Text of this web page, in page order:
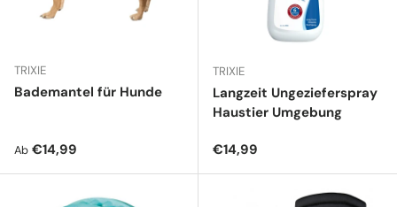
TRIXIE
Bademantel für Hunde
Normaler Preis
Ab €14,99
TRIXIE
Langzeit Ungezieferspray
Haustier Umgebung
Normaler Preis
€14,99